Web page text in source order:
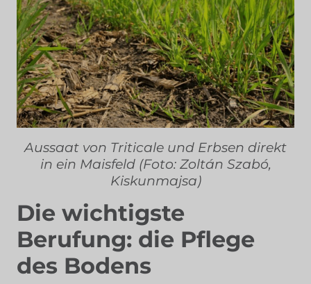
Aussaat von Triticale und Erbsen direkt
in ein Maisfeld (Foto: Zoltán Szabó,
Kiskunmajsa)
Die wichtigste
Berufung: die Pflege
des Bodens